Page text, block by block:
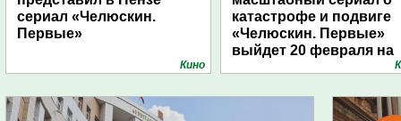
сериал «Челюскин.
Первые»
Кино
катастрофе и подвиге
«Челюскин. Первые»
выйдет 20 февраля на